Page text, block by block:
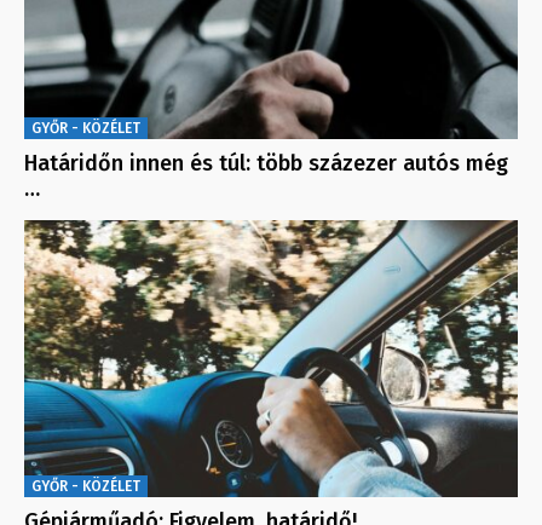
GYŐR - KÖZÉLET
Határidőn innen és túl: több százezer autós még
…
GYŐR - KÖZÉLET